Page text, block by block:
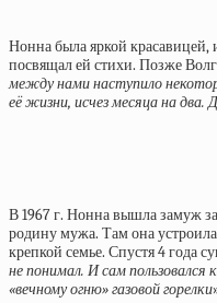
Нонна была яркой красавицей,
посвящал ей стихи. Позже
между нами наступило
её жизни, исчез месяца на два.
В 1967 г. Нонна вышла замуж за
родину мужа. Там она
крепкой семье. Спустя 4 года
не понимал. И сам
«вечному огню» газовой горелки